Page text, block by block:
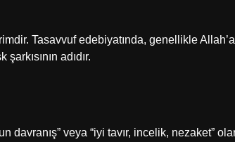
adıdır.
veya “iyi tavır, incelik, nezaket”